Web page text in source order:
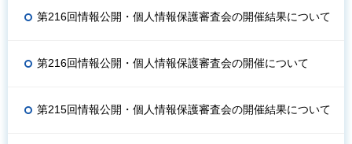
第216回情報公開・個人情報保護審査会の開催結果について
第216回情報公開・個人情報保護審査会の開催について
第215回情報公開・個人情報保護審査会の開催結果について